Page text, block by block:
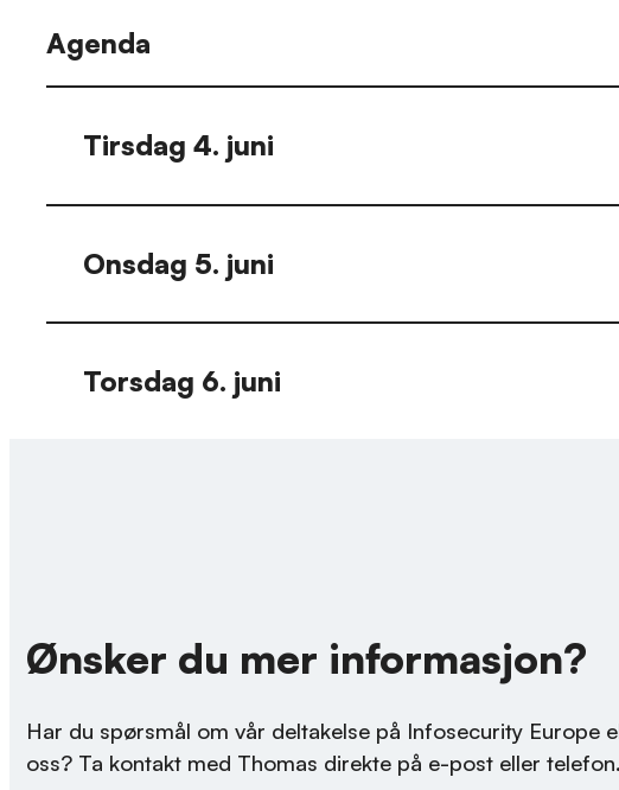
Agenda
Tirsdag 4. juni
Onsdag 5. juni
Torsdag 6. juni
Ønsker du mer informasjon?
Har du spørsmål om vår deltakelse på Infosecurity Europe
oss? Ta kontakt med Thomas direkte på e-post eller telefon.